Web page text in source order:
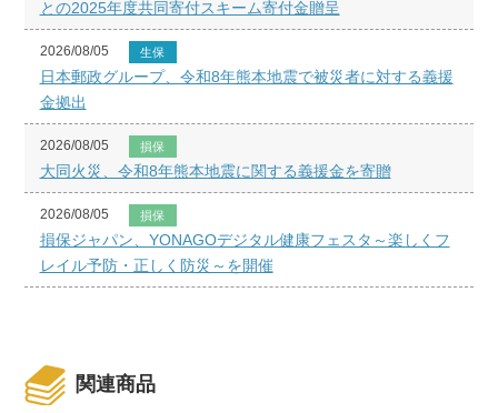
との2025年度共同寄付スキーム寄付金贈呈
2026/08/05 生保
日本郵政グループ、令和8年熊本地震で被災者に対する義援
金拠出
2026/08/05 損保
大同火災、令和8年熊本地震に関する義援金を寄贈
2026/08/05 損保
損保ジャパン、YONAGOデジタル健康フェスタ～楽しくフ
レイル予防・正しく防災～を開催
関連商品